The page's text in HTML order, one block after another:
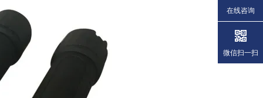
在线咨询
微信扫一扫